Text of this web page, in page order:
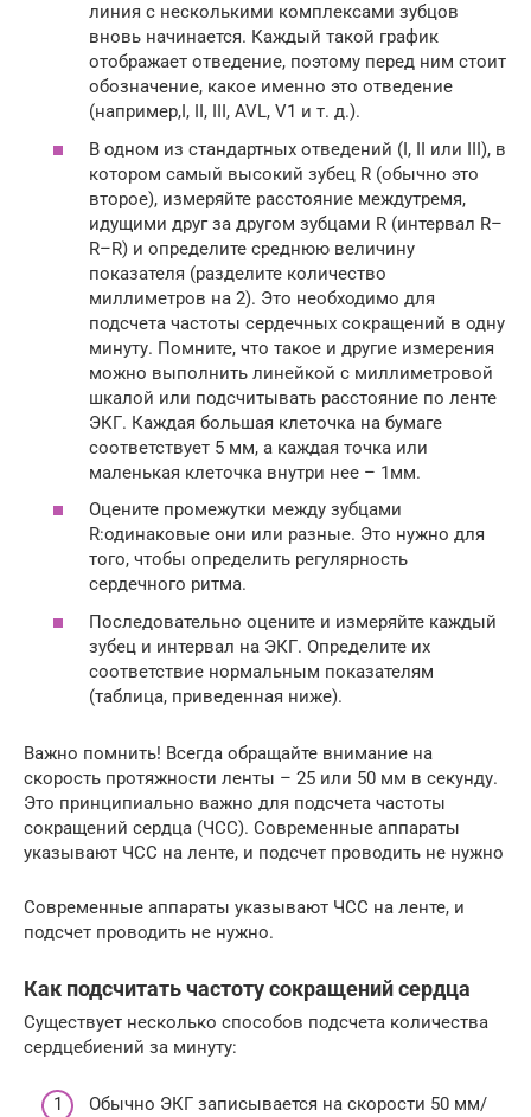
линия с несколькими комплексами зубцов
вновь начинается. Каждый такой график
отображает отведение, поэтому перед ним стоит
обозначение, какое именно это отведение
(например,I, II, III, AVL, V1 и т. д.).
В одном из стандартных отведений (I, II или III), в
котором самый высокий зубец R (обычно это
второе), измеряйте расстояние междутремя,
идущими друг за другом зубцами R (интервал R–
R–R) и определите среднюю величину
показателя (разделите количество
миллиметров на 2). Это необходимо для
подсчета частоты сердечных сокращений в одну
минуту. Помните, что такое и другие измерения
можно выполнить линейкой с миллиметровой
шкалой или подсчитывать расстояние по ленте
ЭКГ. Каждая большая клеточка на бумаге
соответствует 5 мм, а каждая точка или
маленькая клеточка внутри нее – 1мм.
Оцените промежутки между зубцами
R:одинаковые они или разные. Это нужно для
того, чтобы определить регулярность
сердечного ритма.
Последовательно оцените и измеряйте каждый
зубец и интервал на ЭКГ. Определите их
соответствие нормальным показателям
(таблица, приведенная ниже).
Важно помнить! Всегда обращайте внимание на
скорость протяжности ленты – 25 или 50 мм в секунду.
Это принципиально важно для подсчета частоты
сокращений сердца (ЧСС). Современные аппараты
указывают ЧСС на ленте, и подсчет проводить не нужно
Современные аппараты указывают ЧСС на ленте, и
подсчет проводить не нужно.
Как подсчитать частоту сокращений сердца
Существует несколько способов подсчета количества
сердцебиений за минуту:
Обычно ЭКГ записывается на скорости 50 мм/